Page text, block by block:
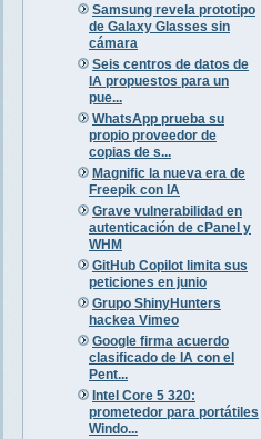
Samsung revela prototipo
de Galaxy Glasses sin
cámara
Seis centros de datos de
IA propuestos para un
pue...
WhatsApp prueba su
propio proveedor de
copias de s...
Magnific la nueva era de
Freepik con IA
Grave vulnerabilidad en
autenticación de cPanel y
WHM
GitHub Copilot limita sus
peticiones en junio
Grupo ShinyHunters
hackea Vimeo
Google firma acuerdo
clasificado de IA con el
Pent...
Intel Core 5 320:
prometedor para portátiles
Windo...